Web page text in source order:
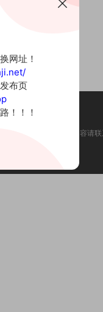
学习使用。如有违法内容请
网址！
布页
！！！